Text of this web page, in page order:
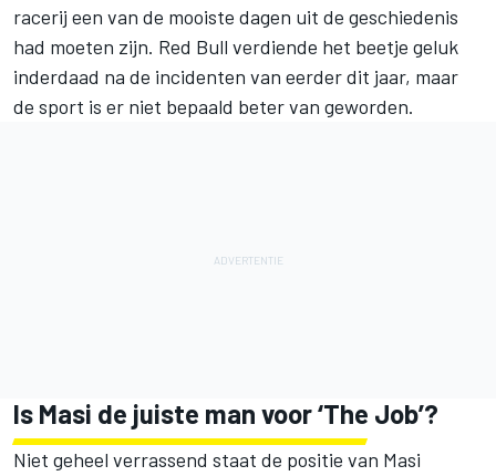
racerij een van de mooiste dagen uit de geschiedenis
had moeten zijn. Red Bull verdiende het beetje geluk
inderdaad na de incidenten van eerder dit jaar, maar
de sport is er niet bepaald beter van geworden.
Is Masi de juiste man voor ‘The Job’?
Niet geheel verrassend staat de positie van Masi